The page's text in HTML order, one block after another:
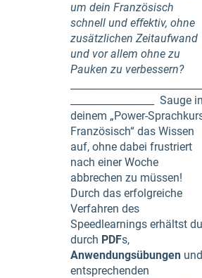
um dein Französisch
schnell und effektiv, ohne
zusätzlichen Zeitaufwand
und vor allem ohne zu
Pauken zu verbessern?
_________________ Sauge in
deinem „Power-
Französisch“ das Wissen
auf, ohne dabei frustriert
nach einer Woche
abbrechen zu müssen!
Durch das erfolgreiche
Verfahren des
Speedlearnings erhältst du
durch PDFs,
Anwendungsübungen und
entsprechenden